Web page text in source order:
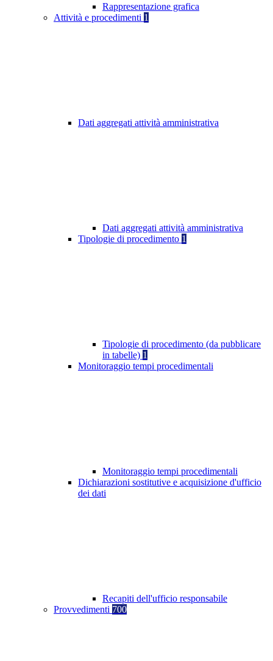
Rappresentazione grafica
Attività e procedimenti 1
Dati aggregati attività amministrativa
Dati aggregati attività amministrativa
Tipologie di procedimento 1
Tipologie di procedimento (da pubblicare
in tabelle) 1
Monitoraggio tempi procedimentali
Monitoraggio tempi procedimentali
Dichiarazioni sostitutive e acquisizione d'ufficio
dei dati
Recapiti dell'ufficio responsabile
Provvedimenti 700